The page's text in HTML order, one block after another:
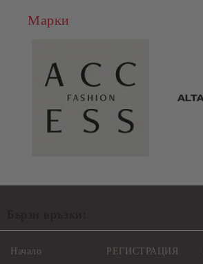
Марки
Начало РЕГИСТРАЦИЯ